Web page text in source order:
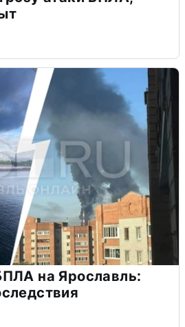
на Ярославль: